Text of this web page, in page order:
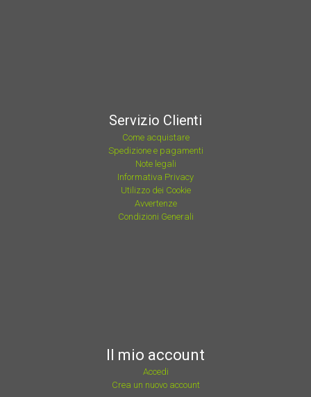
Servizio Clienti
Come acquistare
Spedizione e pagamenti
Note legali
Informativa Privacy
Utilizzo dei Cookie
Avvertenze
Condizioni Generali
Il mio account
Accedi
Crea un nuovo account